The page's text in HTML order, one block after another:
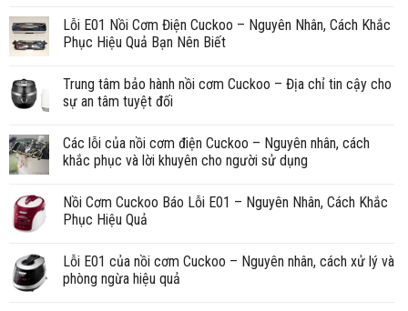
Lỗi E01 Nồi Cơm Điện Cuckoo – Nguyên Nhân, Cách Khắc
Phục Hiệu Quả Bạn Nên Biết
Trung tâm bảo hành nồi cơm Cuckoo – Địa chỉ tin cậy cho
sự an tâm tuyệt đối
Các lỗi của nồi cơm điện Cuckoo – Nguyên nhân, cách
khắc phục và lời khuyên cho người sử dụng
Nồi Cơm Cuckoo Báo Lỗi E01 – Nguyên Nhân, Cách Khắc
Phục Hiệu Quả
Lỗi E01 của nồi cơm Cuckoo – Nguyên nhân, cách xử lý và
phòng ngừa hiệu quả